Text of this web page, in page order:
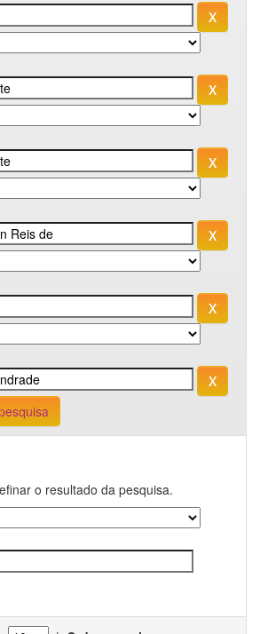
o resultado da pesquisa.